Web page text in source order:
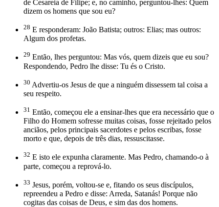
de Cesareia de Filipe; e, no caminho, perguntou-lhes: Quem
dizem os homens que sou eu?
28 E responderam: João Batista; outros: Elias; mas outros:
Algum dos profetas.
29 Então, lhes perguntou: Mas vós, quem dizeis que eu sou?
Respondendo, Pedro lhe disse: Tu és o Cristo.
30 Advertiu-os Jesus de que a ninguém dissessem tal coisa a
seu respeito.
31 Então, começou ele a ensinar-lhes que era necessário que o
Filho do Homem sofresse muitas coisas, fosse rejeitado pelos
anciãos, pelos principais sacerdotes e pelos escribas, fosse
morto e que, depois de três dias, ressuscitasse.
32 E isto ele expunha claramente. Mas Pedro, chamando-o à
parte, começou a reprová-lo.
33 Jesus, porém, voltou-se e, fitando os seus discípulos,
repreendeu a Pedro e disse: Arreda, Satanás! Porque não
cogitas das coisas de Deus, e sim das dos homens.